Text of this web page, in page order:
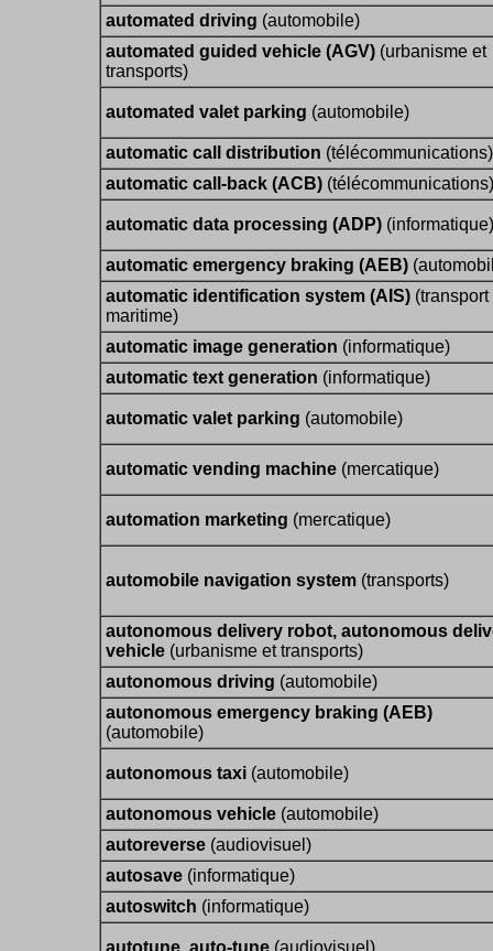
automated driving (automobile)
automated guided vehicle (AGV) (urbanisme et
transports)
automated valet parking (automobile)
automatic call distribution
automatic call-back (ACB) (télécommunications)
automatic data processing (ADP) (informatique)
automatic emergency braking (AEB)
automatic identification system (AIS) (transport
maritime)
automatic image generation (informatique)
automatic text generation (informatique)
automatic valet parking (automobile)
automatic vending machine (mercatique)
automation marketing (mercatique)
automobile navigation system (transports)
autonomous delivery robot, autonomous
vehicle (urbanisme et transports)
autonomous driving (automobile)
autonomous emergency braking (AEB)
(automobile)
autonomous taxi (automobile)
autonomous vehicle (automobile)
autoreverse (audiovisuel)
autosave (informatique)
autoswitch (informatique)
autotune, auto-tune (audiovisuel)